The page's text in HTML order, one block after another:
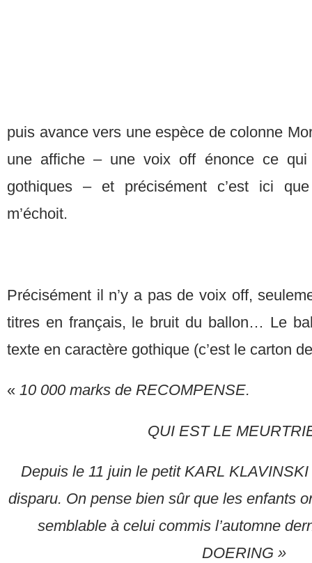
puis avance vers une espèce de colonne
une affiche – une voix off énonce ce
gothiques – et précisément c’est ici
m’échoit.
Précisément il n’y a pas de voix off,
titres en français, le bruit du ballon… Le
texte en caractère gothique (c’est le carton
« 10 000 marks de RECOMPENSE.
QUI EST LE
Depuis le 11 juin le petit KARL
disparu. On pense bien sûr que les enfants
semblable à celui commis l’automne
DOERING »